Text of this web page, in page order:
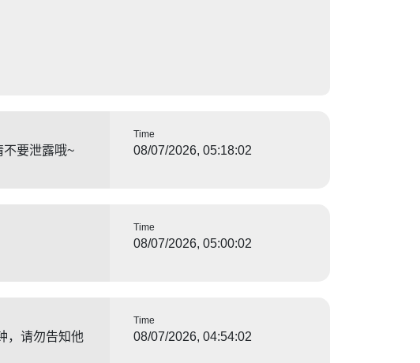
不要泄露哦~
Time
08/07/2026, 05:18:02
Time
08/07/2026, 05:00:02
，请勿告知他
Time
08/07/2026, 04:54:02